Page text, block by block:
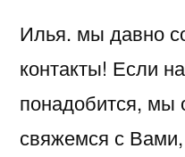
Илья. мы давно
контакты! Если
понадобится, мы
свяжемся с